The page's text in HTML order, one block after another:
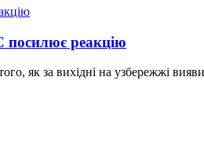
посилює реакцію
як за вихідні на узбережжі